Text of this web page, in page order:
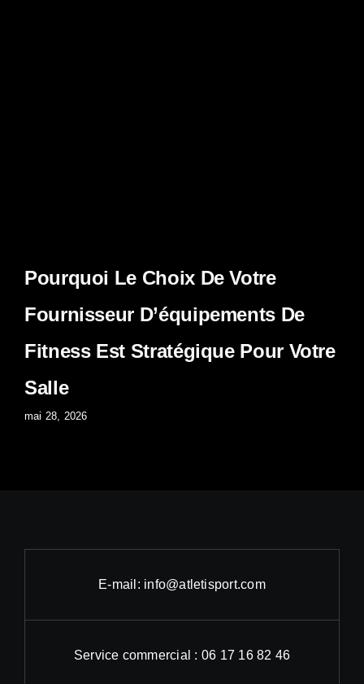
Pourquoi Le Choix De Votre
Fournisseur D’équipements De
Fitness Est Stratégique Pour Votre
Salle
mai 28, 2026
E-mail: info@atletisport.com
Service commercial : 06 17 16 82 46